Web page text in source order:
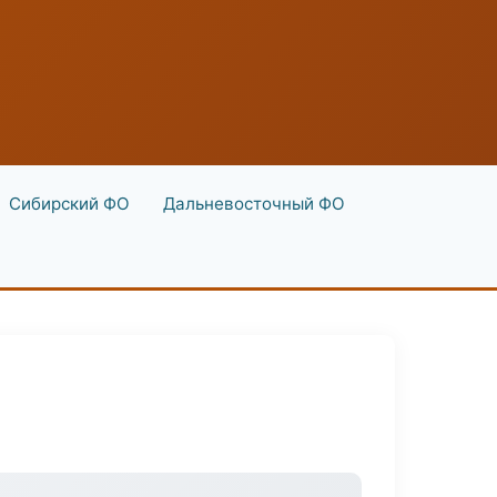
Сибирский ФО Дальневосточный ФО